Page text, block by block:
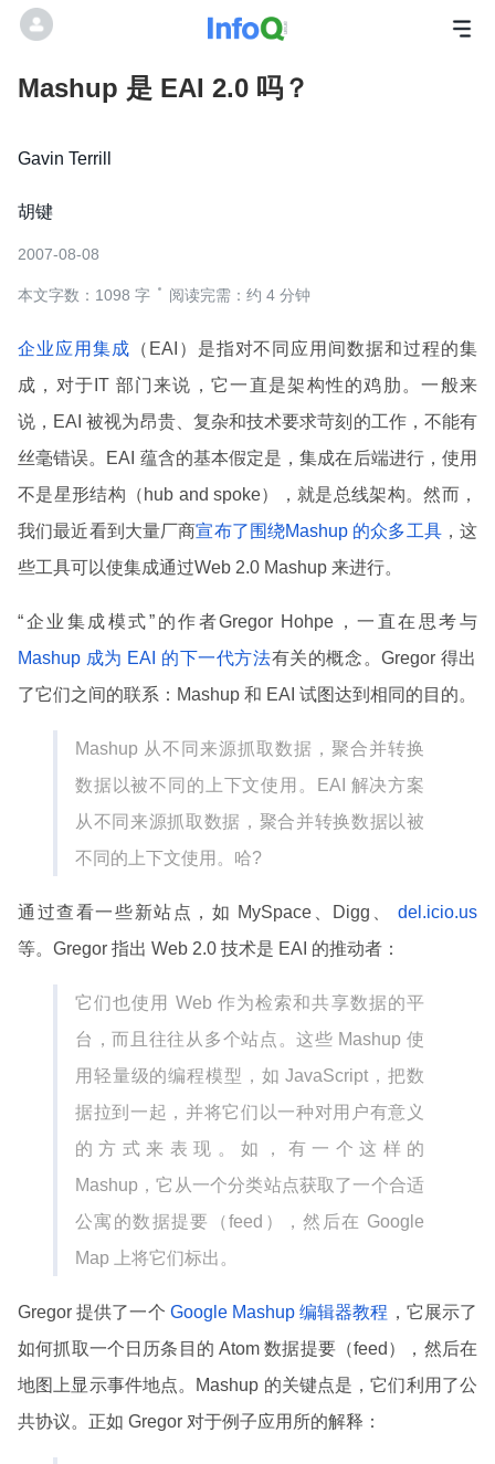
Mashup 是 EAI 2.0 吗？
Gavin Terrill
胡键
2007-08-08
本文字数：1098 字 阅读完需：约 4 分钟
企业应用集成 （EAI）是指对不同应用间数据和过程的集
成，对于IT 部门来说，它一直是架构性的鸡肋。一般来
说，EAI 被视为昂贵、复杂和技术要求苛刻的工作，不能有
丝毫错误。EAI 蕴含的基本假定是，集成在后端进行，使用
不是星形结构（hub and spoke），就是总线架构。然而，
我们最近看到大量厂商宣布了围绕Mashup 的众多工具，这
些工具可以使集成通过Web 2.0 Mashup 来进行。
“企业集成模式”的作者Gregor Hohpe，一直在思考与
Mashup 成为 EAI 的下一代方法有关的概念。Gregor 得出
了它们之间的联系：Mashup 和 EAI 试图达到相同的目的。
Mashup 从不同来源抓取数据，聚合并转换
数据以被不同的上下文使用。EAI 解决方案
从不同来源抓取数据，聚合并转换数据以被
不同的上下文使用。哈?
通过查看一些新站点，如 MySpace、Digg、
del.icio.us
等。Gregor 指出 Web 2.0 技术是 EAI 的推动者：
它们也使用 Web 作为检索和共享数据的平
台，而且往往从多个站点。这些 Mashup 使
用轻量级的编程模型，如 JavaScript，把数
据拉到一起，并将它们以一种对用户有意义
的方式来表现。如，有一个这样的
Mashup，它从一个分类站点获取了一个合适
公寓的数据提要（feed），然后在 Google
Map 上将它们标出。
Gregor 提供了一个 Google Mashup 编辑器教程 ，它展示了
如何抓取一个日历条目的 Atom 数据提要（feed），然后在
地图上显示事件地点。Mashup 的关键点是，它们利用了公
共协议。正如 Gregor 对于例子应用所的解释：